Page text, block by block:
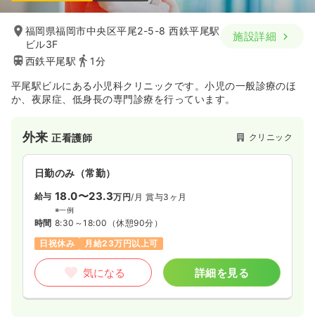
福岡県福岡市中央区平尾2-5-8 西鉄平尾駅
ビル3F
西鉄平尾駅
1分
施設詳細
平尾駅ビルにある小児科クリニックです。小児の一般診療のほ
か、夜尿症、低身長の専門診療を行っています。
外来正看護師 クリニック
日勤のみ（常勤）
給与 18.0〜23.3万円/月 賞与3ヶ月
※一例
時間 8:30～18:00 （休憩90分）
日祝休み
月給23万円以上可
気になる 詳細を見る